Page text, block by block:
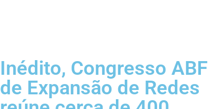
Inédito, Congresso ABF
de Expansão de Redes